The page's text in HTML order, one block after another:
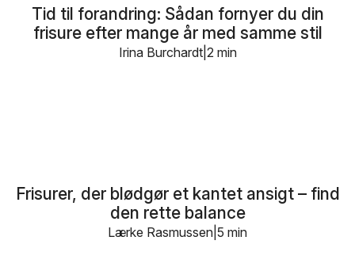
Tid til forandring: Sådan fornyer du din
frisure efter mange år med samme stil
2 min
Irina Burchardt
Frisurer, der blødgør et kantet ansigt – find
den rette balance
5 min
Lærke Rasmussen